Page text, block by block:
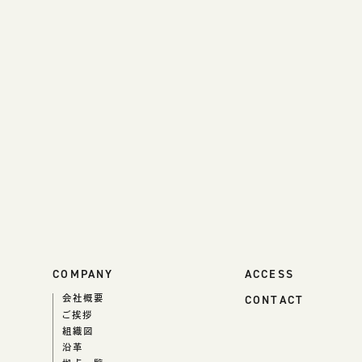
COMPANY
会社概要
ご挨拶
組織図
沿革
ACCESS
CONTACT